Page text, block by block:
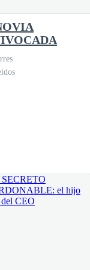
Tu padre ya no